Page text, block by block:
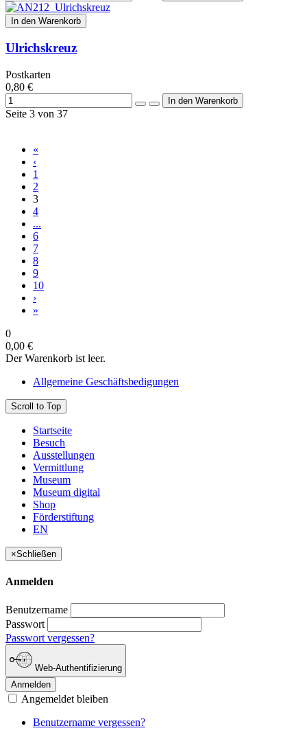
In den Warenkorb
Ulrichskreuz
Postkarten
0,80 €
Seite 3 von 37
«
‹
1
2
3
4
...
6
7
8
9
10
›
»
0
0,00 €
Der Warenkorb ist leer.
Allgemeine Geschäftsbedigungen
Scroll to Top
Startseite
Besuch
Ausstellungen
Vermittlung
Museum
Museum digital
Shop
Förderstiftung
EN
×Schließen
Anmelden
Benutzername
Passwort
Passwort vergessen?
Web-Authentifizierung
Anmelden
Angemeldet bleiben
Benutzername vergessen?